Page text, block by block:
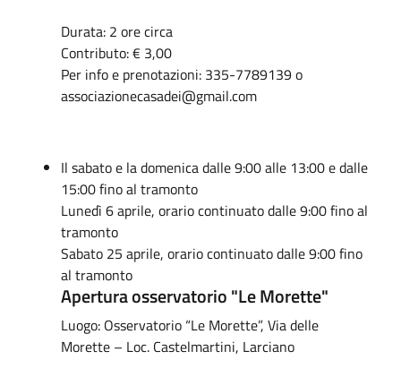
Durata: 2 ore circa
Contributo: € 3,00
Per info e prenotazioni: 335-7789139 o
associazionecasadei@gmail.com
Il sabato e la domenica dalle 9:00 alle 13:00 e dalle
15:00 fino al tramonto
Lunedì 6 aprile, orario continuato dalle 9:00 fino al
tramonto
Sabato 25 aprile, orario continuato dalle 9:00 fino
al tramonto
Apertura osservatorio "Le Morette"
Luogo: Osservatorio “Le Morette”, Via delle
Morette – Loc. Castelmartini, Larciano